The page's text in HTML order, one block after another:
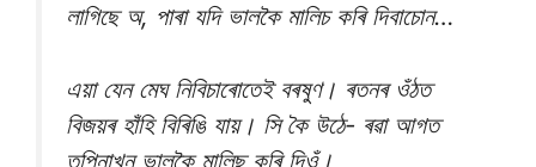
লাগিছে অ, পাৰা যদি ভালকৈ মালিচ কৰি দিবাচোন…
এয়া যেন মেঘ নিবিচাৰোতেই বৰষুণ। ৰতনৰ ওঁঠত
বিজয়ৰ হাঁহি বিৰিঙি যায়। সি কৈ উঠে- ৰৱা আগত
তপিনাখন ভালকৈ মালিছ কৰি দিওঁ‌।